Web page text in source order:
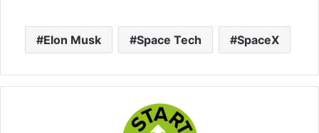
Elon Musk Space Tech SpaceX